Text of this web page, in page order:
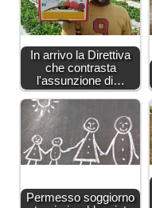
In arrivo la Direttiva
che contrasta
l'assunzione di…
Permesso soggiorno